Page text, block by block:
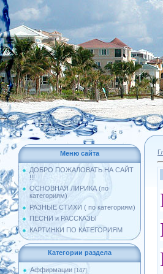
Меню сайта
ДОБРО ПОЖАЛОВАТЬ НА САЙТ
!!!
ОСНОВНАЯ ЛИРИКА (по
категориям)
РАЗНЫЕ СТИХИ ( по категориям)
ПЕСНИ и РАССКАЗЫ
КАРТИНКИ ПО КАТЕГОРИЯМ
Категории раздела
Аффирмации [147]